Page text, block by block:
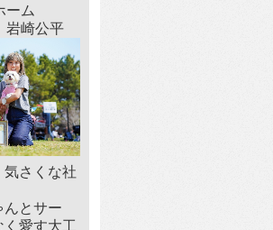
ーム
崎公平
気さくな社
んとサー
愛す大工